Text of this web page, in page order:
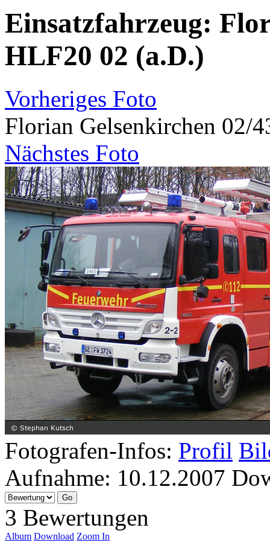
Einsatzfahrzeug:
HLF20 02 (a.D.)
Vorheriges Foto
Florian Gelsenkirchen 02/
Nächstes Foto
Fotografen-Infos: Profil
Aufnahme: 10.12.2007
3 Bewertungen
Album Download Zoom In